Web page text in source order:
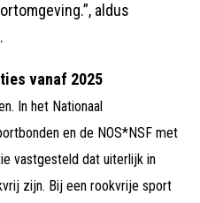
aldus
vanaf 2025
In het Nationaal
en de NOS*NSF met
vastgesteld dat uiterlijk in
zijn. Bij een rookvrije sport